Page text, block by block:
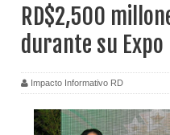
RD$2,500
durante su Expo
Impacto Informativo RD